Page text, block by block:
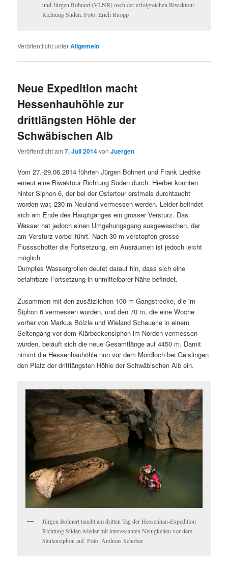
und Jürgen Bohnert (VLNR) nach der erfolgreichen Biwaktour
Richtung Süden. Foto: Erich Ruopp
Veröffentlicht unterAllgemein
Neue Expedition macht
Hessenhauhöhle zur
drittlängsten Höhle der
Schwäbischen Alb
Veröffentlicht am7. Juli 2014vonJuergen
Vom 27.-29.06.2014 führten Jürgen Bohnert und Frank Liedtke
erneut eine Biwaktour Richtung Süden durch. Hierbei konnten
hinter Siphon 6, der bei der Ostertour erstmals durchtaucht
worden war, 230 m Neuland vermessen werden. Leider befindet
sich am Ende des Hauptganges ein grosser Versturz. Das
Wasser hat jedoch einen Umgehungsgang ausgewaschen, der
am Versturz vorbei führt. Nach 30 m verstopfen grosse
Flussschotter die Fortsetzung, ein Ausräumen ist jedoch leicht
möglich.
Dumpfes Wassergrollen deutet darauf hin, dass sich eine
befahrbare Fortsetzung in unmittelbarer Nähe befindet.
Zusammen mit den zusätzlichen 100 m Gangstrecke, die im
Siphon 6 vermessen wurden, und den 70 m, die eine Woche
vorher von Markus Bölzle und Wieland Scheuerle in einem
Seitengang vor dem Klärbeckensiphon im Norden vermessen
wurden, beläuft sich die neue Gesamtlänge auf 4450 m. Damit
nimmt die Hessenhauhöhle nun vor dem Mordloch bei Geislingen
den Platz der drittlängsten Höhle der Schwäbischen Alb ein.
Jürgen Bohnert taucht am dritten Tag der Hessenhau-Expedition
Richtung Süden wieder mit interessanten Neuigkeiten vor dem
Säulensiphon auf. Foto: Andreas Schober